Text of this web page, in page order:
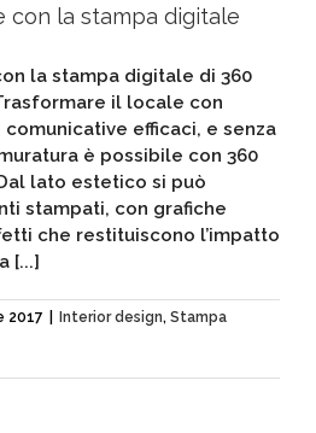
con la stampa digitale
la stampa digitale di 360
il locale con
efficaci, e senza
è possibile con 360
lato estetico si può
stampati, con grafiche
che restituiscono l’impatto
[...]
2017 Interior design, Stampa